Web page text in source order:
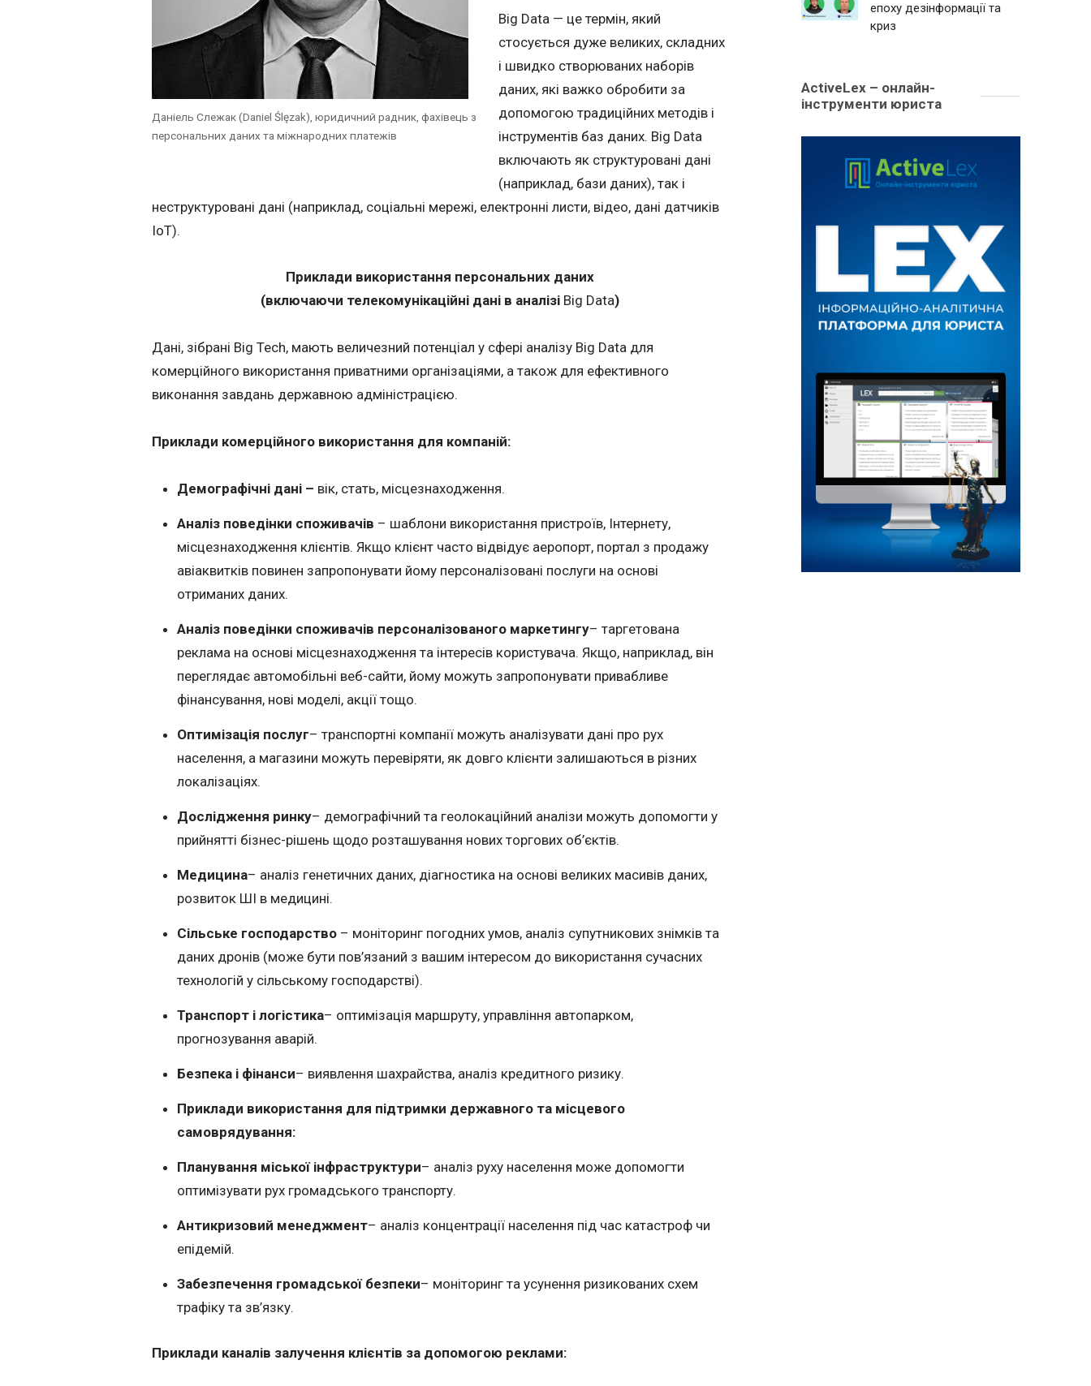
Даніель Слежак (Daniel Ślęzak), юридичний радник, фахівець з
персональних даних та міжнародних платежів
Big Data — це термін, який
стосується дуже великих, складних
і швидко створюваних наборів
даних, які важко обробити за
допомогою традиційних методів і
інструментів баз даних. Big Data
включають як структуровані дані
(наприклад, бази даних), так і
неструктуровані дані (наприклад, соціальні мережі, електронні листи, відео, дані датчиків
IoT).
Приклади використання персональних даних
(включаючи телекомунікаційні дані в аналізі Big Data)
Дані, зібрані Big Tech, мають величезний потенціал у сфері аналізу Big Data для
комерційного використання приватними організаціями, а також для ефективного
виконання завдань державною адміністрацією.
Приклади комерційного використання для компаній:
Демографічні дані – вік, стать, місцезнаходження.
Аналіз поведінки споживачів – шаблони використання пристроїв, Інтернету,
місцезнаходження клієнтів. Якщо клієнт часто відвідує аеропорт, портал з продажу
авіаквитків повинен запропонувати йому персоналізовані послуги на основі
отриманих даних.
Аналіз поведінки споживачів персоналізованого маркетингу– таргетована
реклама на основі місцезнаходження та інтересів користувача. Якщо, наприклад, він
переглядає автомобільні веб-сайти, йому можуть запропонувати привабливе
фінансування, нові моделі, акції тощо.
Оптимізація послуг– транспортні компанії можуть аналізувати дані про рух
населення, а магазини можуть перевіряти, як довго клієнти залишаються в різних
локалізаціях.
Дослідження ринку– демографічний та геолокаційний аналізи можуть допомогти у
прийнятті бізнес-рішень щодо розташування нових торгових об’єктів.
Медицина– аналіз генетичних даних, діагностика на основі великих масивів даних,
розвиток ШІ в медицині.
Сільське господарство – моніторинг погодних умов, аналіз супутникових знімків та
даних дронів (може бути пов’язаний з вашим інтересом до використання сучасних
технологій у сільському господарстві).
Транспорт і логістика– оптимізація маршруту, управління автопарком,
прогнозування аварій.
Безпека і фінанси– виявлення шахрайства, аналіз кредитного ризику.
Приклади використання для підтримки державного та місцевого
самоврядування:
Планування міської інфраструктури– аналіз руху населення може допомогти
оптимізувати рух громадського транспорту.
Антикризовий менеджмент– аналіз концентрації населення під час катастроф чи
епідемій.
Забезпечення громадської безпеки– моніторинг та усунення ризикованих схем
трафіку та зв’язку.
Приклади каналів залучення клієнтів за допомогою реклами:
епоху дезінформації та
криз
ActiveLex – онлайн-
інструменти юриста